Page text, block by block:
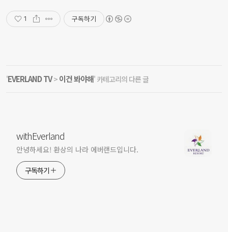
1 구독하기
'EVERLAND TV> 이건 봐야해' 카테고리의 다른 글
withEverland
안녕하세요! 환상의 나라 에버랜드입니다.
구독하기